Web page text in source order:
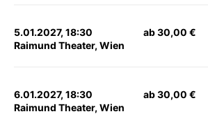
5.01.2027, 18:30
Raimund Theater, Wien
ab 30,00 €
6.01.2027, 18:30
Raimund Theater, Wien
ab 30,00 €